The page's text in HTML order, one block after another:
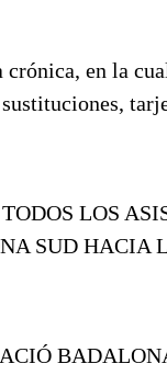
crónica, en la
LOS
SUD HACIA